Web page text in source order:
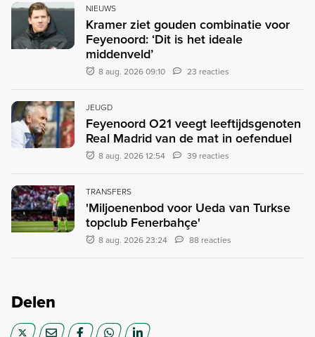
NIEUWS
Kramer ziet gouden combinatie voor
Feyenoord: ‘Dit is het ideale
middenveld’
8 aug. 2026 09:10 23 reacties
JEUGD
Feyenoord O21 veegt leeftijdsgenoten
Real Madrid van de mat in oefenduel
8 aug. 2026 12:54 39 reacties
TRANSFERS
'Miljoenenbod voor Ueda van Turkse
topclub Fenerbahçe'
8 aug. 2026 23:24 88 reacties
Delen